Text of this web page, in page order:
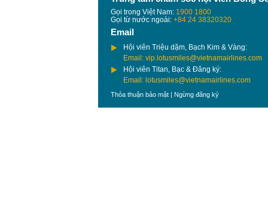
Gọi trong Việt Nam: 1900 1800
Gọi từ nước ngoài: +84 24 38320320
Email
Hội viên Triệu dặm, Bạch Kim & Vàng:
Email: vip.lotusmiles@vietnamairlines.com
Hội viên Titan, Bạc & Đăng ký:
Email: lotusmiles@vietnamairlines.com
Thỏa thuận bảo mật | Ngừng đăng ký